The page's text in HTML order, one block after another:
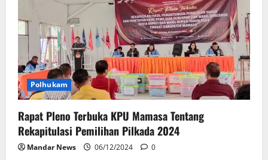
Polhukam
Rapat Pleno Terbuka KPU Mamasa Tentang
Rekapitulasi Pemilihan Pilkada 2024
Mandar News 06/12/2024 0